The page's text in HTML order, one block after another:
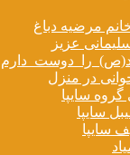
مرضیه دباغ
عزیز
در منزل
سایپا
سایپا
سایپا